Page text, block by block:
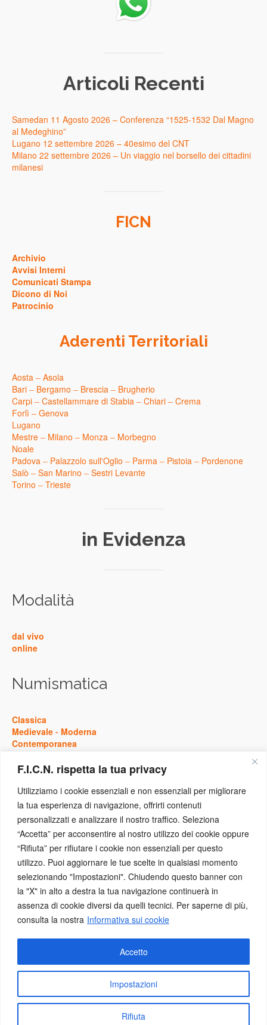
F.I.C.N. rispetta la tua privacy
Utilizziamo i cookie essenziali e non essenziali per migliorare
la tua esperienza di navigazione, offrirti contenuti
personalizzati e analizzare il nostro traffico. Seleziona
“Accetta” per acconsentire al nostro utilizzo dei cookie oppure
“Rifiuta” per rifiutare i cookie non essenziali per questo
utilizzo. Puoi aggiornare le tue scelte in qualsiasi momento
selezionando "Impostazioni". Chiudendo questo banner con
la "X" in alto a destra la tua navigazione continuerà in
assenza di cookie diversi da quelli tecnici. Per saperne di più,
consulta la nostra Informativa sui cookie
Impostazioni
Rifiuta
Accetto
Articoli Recenti
Samedan 11 Agosto 2026 – Conferenza “1525-1532 Dal Magno
al Medeghino”
Lugano 12 settembre 2026 – 40esimo del CNT
Milano 22 settembre 2026 – Un viaggio nel borsello dei cittadini
milanesi
FICN
Archivio
Avvisi Interni
Comunicati Stampa
Dicono di Noi
Patrocinio
Aderenti Territoriali
Aosta – Asola
Bari – Bergamo – Brescia – Brugherio
Carpi – Castellammare di Stabia – Chiari – Crema
Forlì – Genova
Lugano
Mestre – Milano – Monza – Morbegno
Noale
Padova – Palazzolo sull'Oglio – Parma – Pistoia – Pordenone
Salò – San Marino – Sestri Levante
Torino – Trieste
in Evidenza
Modalità
dal vivo
online
Numismatica
Classica
Medievale - Moderna
Contemporanea
Storia
Medievale-Moderna
Contemporanea
Eventi
Concorsi -Conferenze
Congressi-Convegni
Presentazione Pubblicazione
Facebook X Instagram
YouTube
© 2026 Federazione Italiana dei Circoli Numismatici